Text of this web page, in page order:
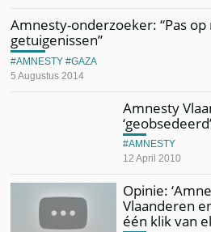
Amnesty-onderzoeker: “Pas op
getuigenissen”
5 Augustus 2014
AMNESTY GAZA
Amnesty
12 April 2010
AMNESTY
Opinie:
Vlaanderen
één klik van